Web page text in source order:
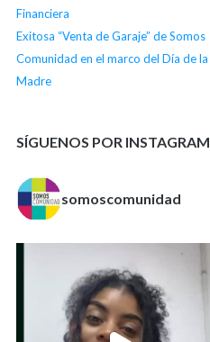
Financiera
Exitosa “Venta de Garaje” de Somos
Comunidad en el marco del Día de la
Madre
SÍGUENOS POR INSTAGRAM
somoscomunidad